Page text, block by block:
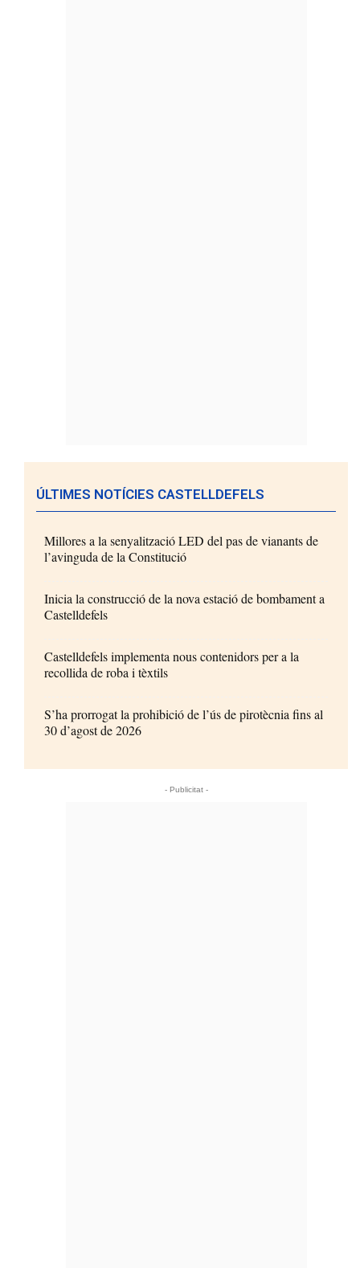
ÚLTIMES NOTÍCIES CASTELLDEFELS
Millores a la senyalització LED del pas de vianants de
l’avinguda de la Constitució
Inicia la construcció de la nova estació de bombament a
Castelldefels
Castelldefels implementa nous contenidors per a la
recollida de roba i tèxtils
S’ha prorrogat la prohibició de l’ús de pirotècnia fins al
30 d’agost de 2026
- Publicitat -